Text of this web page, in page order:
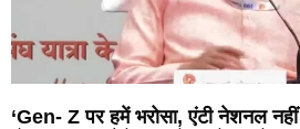
‘Gen- Z पर हमें भरोसा, एंटी नेशनल